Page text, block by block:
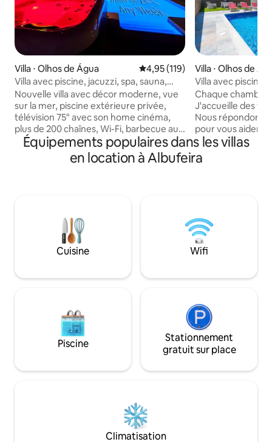
Villa ⋅ Olhos de Água Évaluation moyenne sur la
4,95 (119)
Villa avec piscine, jacuzzi, spa, sauna,
massage, salle de sport et jeux
Nouvelle villa avec décor moderne, vue
sur la mer, piscine extérieure privée,
télévision 75" avec son home cinéma,
plus de 200 chaînes, Wi-Fi, barbecue au
gaz, climatisation dans toutes les
chambres, à 10 minutes à pied de la rue
Oura. Piscine avec soleil toute la journée.
PS4 PRO - Table de ping-pong -
Connexion Internet 500 Mbs - salle de
jeux : billard, jeu de fléchettes, etc. ;
SALLE DE SPORT : vélo elliptique, tapis de
chauffée* eau à 28 °C
Villa ⋅ Olhos de
Villa avec piscine
2 suites |
Chaque chambre
J'accueille des
Nous répondons
pour vous aider à
Airbnb en Algarve. Villa privée
2 500 pieds
exclusive À 20
nombreux
fait nous sentir
Idéal pour les
petits groupes
Équipements populaires dans les villas
en location à Albufeira
Cuisine Wifi
Piscine
Stationnement
gratuit sur place
Climatisation